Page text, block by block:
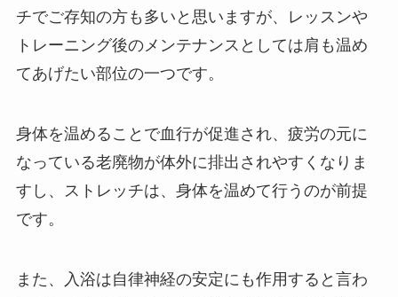
チでご存知の方も多いと思いますが、レッスンや
トレーニング後のメンテナンスとしては肩も温め
てあげたい部位の一つです。
身体を温めることで血行が促進され、疲労の元に
なっている老廃物が体外に排出されやすくなりま
すし、ストレッチは、身体を温めて行うのが前提
です。
また、入浴は自律神経の安定にも作用すると言わ